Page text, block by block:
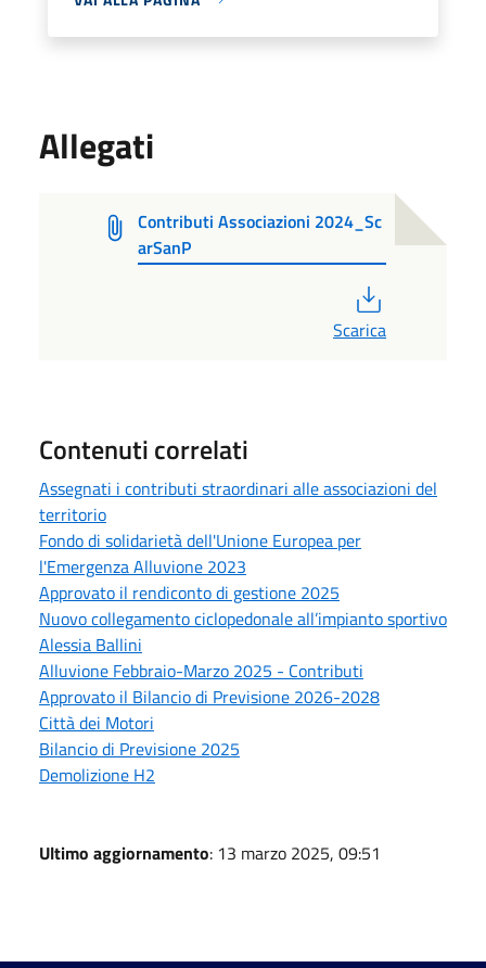
Allegati
Contributi Associazioni 2024_Sc
arSanP
Scarica
Contenuti correlati
Assegnati i contributi straordinari alle associazioni del
territorio
Fondo di solidarietà dell'Unione Europea per
l'Emergenza Alluvione 2023
Approvato il rendiconto di gestione 2025
Nuovo collegamento ciclopedonale all’impianto sportivo
Alessia Ballini
Alluvione Febbraio-Marzo 2025 - Contributi
Approvato il Bilancio di Previsione 2026-2028
Città dei Motori
Bilancio di Previsione 2025
Demolizione H2
Ultimo aggiornamento: 13 marzo 2025, 09:51